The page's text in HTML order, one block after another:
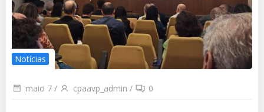
Notícias
maio 7 / cpaavp_admin / 0